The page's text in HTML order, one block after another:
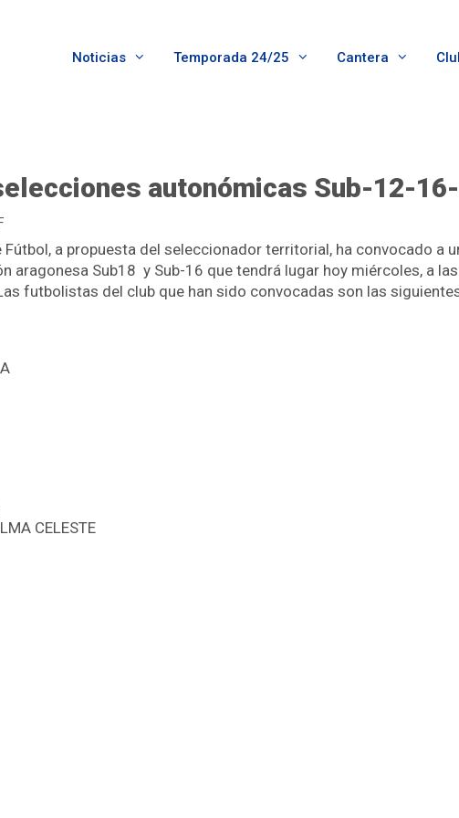
Noticias Temporada 24/25 Cantera
autonómicas Sub-12-
Fútbol, a propuesta del seleccionador territorial, ha convocado a
aragonesa Sub18 y Sub-16 que tendrá lugar hoy miércoles, a
futbolistas del club que han sido convocadas son las
CELESTE